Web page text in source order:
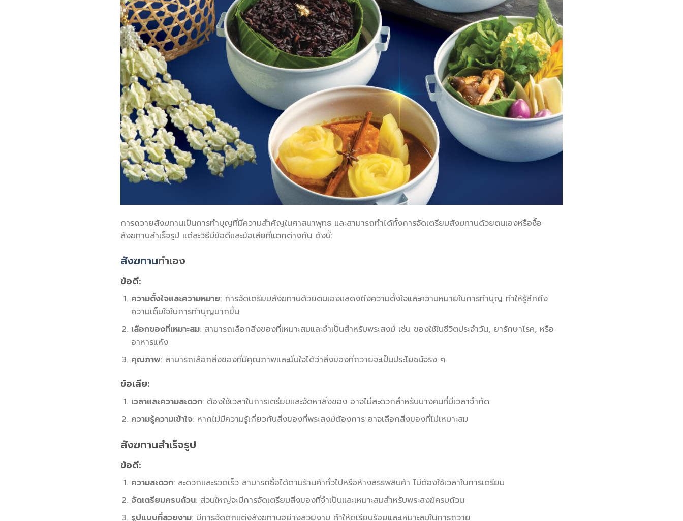
การถวายสังฆทานเป็นการทำบุญที่มีความสำคัญในศาสนาพุทธ และสามารถทำได้ทั้งการจัดเตรียมสังฆทานด้วยตนเองหรือซื้อ
สังฆทานสำเร็จรูป แต่ละวิธีมีข้อดีและข้อเสียที่แตกต่างกัน ดังนี้:
สังฆทานทำเอง
ข้อดี:
ความตั้งใจและความหมาย: การจัดเตรียมสังฆทานด้วยตนเองแสดงถึงความตั้งใจและความหมายในการทำบุญ ทำให้รู้สึกถึง
ความเต็มใจในการทำบุญมากขึ้น
เลือกของที่เหมาะสม: สามารถเลือกสิ่งของที่เหมาะสมและจำเป็นสำหรับพระสงฆ์ เช่น ของใช้ในชีวิตประจำวัน, ยารักษาโรค, หรือ
อาหารแห้ง
คุณภาพ: สามารถเลือกสิ่งของที่มีคุณภาพและมั่นใจได้ว่าสิ่งของที่ถวายจะเป็นประโยชน์จริง ๆ
ข้อเสีย:
เวลาและความสะดวก: ต้องใช้เวลาในการเตรียมและจัดหาสิ่งของ อาจไม่สะดวกสำหรับบางคนที่มีเวลาจำกัด
ความรู้ความเข้าใจ: หากไม่มีความรู้เกี่ยวกับสิ่งของที่พระสงฆ์ต้องการ อาจเลือกสิ่งของที่ไม่เหมาะสม
สังฆทานสำเร็จรูป
ข้อดี:
ความสะดวก: สะดวกและรวดเร็ว สามารถซื้อได้ตามร้านค้าทั่วไปหรือห้างสรรพสินค้า ไม่ต้องใช้เวลาในการเตรียม
จัดเตรียมครบถ้วน: ส่วนใหญ่จะมีการจัดเตรียมสิ่งของที่จำเป็นและเหมาะสมสำหรับพระสงฆ์ครบถ้วน
รูปแบบที่สวยงาม: มีการจัดตกแต่งสังฆทานอย่างสวยงาม ทำให้ดูเรียบร้อยและเหมาะสมในการถวาย